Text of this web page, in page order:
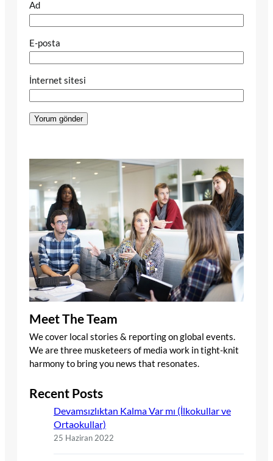
Ad
E-posta
İnternet sitesi
Meet The Team
We cover local stories & reporting on global events.
We are three musketeers of media work in tight-knit
harmony to bring you news that resonates.
Recent Posts
Devamsızlıktan Kalma Var mı (İlkokullar ve
Ortaokullar)
25 Haziran 2022